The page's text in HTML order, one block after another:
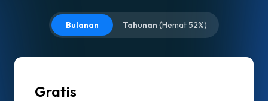
Bulanan Tahunan (Hemat 52%)
Gratis